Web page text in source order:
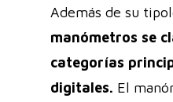
Además de su
manómetros se
categorías
digitales. El